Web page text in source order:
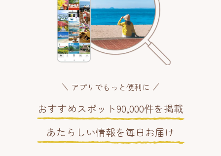
アプリでもっと便利に
おすすめスポット90,000件を掲載
あたらしい情報を毎日お届け